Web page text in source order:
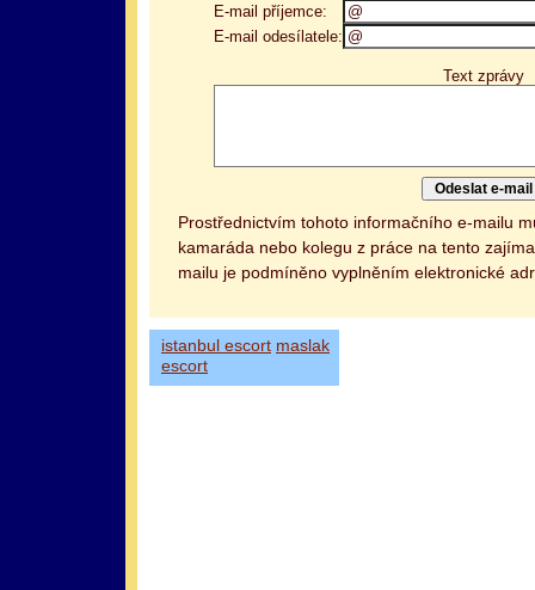
E-mail příjemce:
E-mail odesílatele:
Text zprávy
Prostřednictvím tohoto informačního e-mailu
kamaráda nebo kolegu z práce na tento
mailu je podmíněno vyplněním elektronické
istanbul escort maslak
escort